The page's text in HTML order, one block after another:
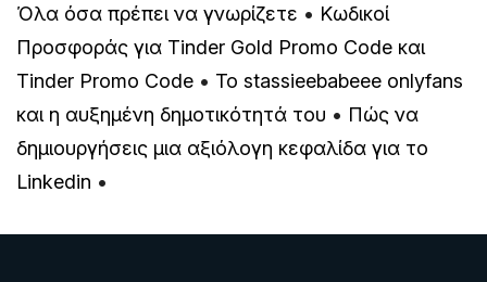
Όλα όσα πρέπει να γνωρίζετε • Κωδικοί
Προσφοράς για Tinder Gold Promo Code και
Tinder Promo Code • Το stassieebabeee onlyfans
και η αυξημένη δημοτικότητά του • Πώς να
δημιουργήσεις μια αξιόλογη κεφαλίδα για το
Linkedin •